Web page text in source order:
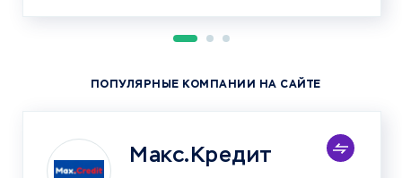
ПОПУЛЯРНЫЕ КОМПАНИИ НА САЙТЕ
Макс.Кредит